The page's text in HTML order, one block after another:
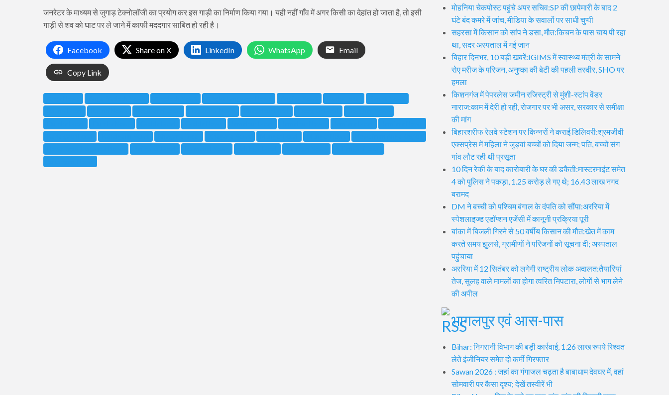
जनरेटर के माध्यम से जुगाड़ टेक्नोलॉजी का प्रयोग कर इस गाड़ी का निर्माण किया गया। यही नहीं गाँव में अगर किसी का देहांत हो जाता है, तो इसी
गाड़ी से शव को घाट पर ले जाने में काफी मददगार साबित हो रही है।
Facebook Share on X LinkedIn WhatsApp Email
Copy Link
मोहनिया चेकपोस्ट पहुंचे अपर सचिव:SP की छापेमारी के बाद 2
घंटे बंद कमरे में जांच, मीडिया के सवालों पर साधी चुप्पी
सहरसा में किसान को सांप ने डसा, मौत:किचन के पास चाय पी रहा
था, सदर अस्पताल में गई जान
बिहार दिनभर, 10 बड़ी खबरें:IGIMS में स्वास्थ्य मंत्री के सामने
रोए मरीज के परिजन, अनुष्का की बेटी की पहली तस्वीर, SHO पर
हमला
किशनगंज में पेपरलेस जमीन रजिस्ट्री से मुंशी-स्टांप वेंडर
नाराज:काम में देरी हो रही, रोजगार पर भी असर, सरकार से समीक्षा
की मांग
बिहारशरीफ रेलवे स्टेशन पर किन्नरों ने कराई डिलिवरी:श्रमजीवी
एक्सप्रेस में महिला ने जुड़वां बच्चों को दिया जन्म; पति, बच्चों संग
गांव लौट रही थी प्रसूता
10 दिन रेकी के बाद कारोबारी के घर की डकैती:मास्टरमाइंट समेत
4 को पुलिस ने पकड़ा, 1.25 करोड़ ले गए थे; 16.43 लाख नगद
बरामद
DM ने बच्ची को पश्चिम बंगाल के दंपति को सौंपा:अररिया में
स्पेशलाइज्ड एडॉप्शन एजेंसी में कानूनी प्रक्रिया पूरी
बांका में बिजली गिरने से 50 वर्षीय किसान की मौत:खेत में काम
करते समय झुलसे, ग्रामीणों ने परिजनों को सूचना दी; अस्पताल
पहुंचाया
अररिया में 12 सितंबर को लगेगी राष्ट्रीय लोक अदालत:तैयारियां
तेज, सुलह वाले मामलों का होगा त्वरित निपटारा, लोगों से भाग लेने
की अपील
भागलपुर एवं आस-पास
Bihar: निगरानी विभाग की बड़ी कार्रवाई, 1.26 लाख रुपये रिश्वत
लेते इंजीनियर समेत दो कर्मी गिरफ्तार
Sawan 2026 : जहां का गंगाजल चढ़ता है बाबाधाम देवघर में, वहां
सोमवारी पर कैसा दृश्य; देखें तस्वीरें भी